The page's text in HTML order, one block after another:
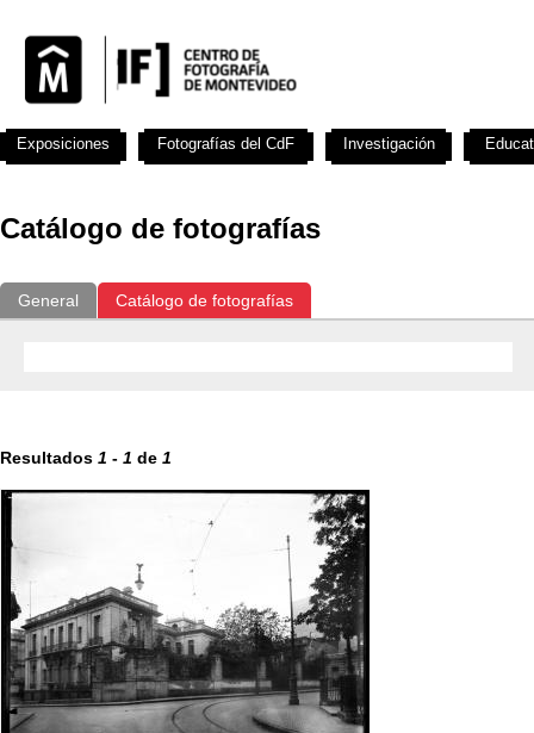
Catálogo de fotografías
General Catálogo de fotografías
Resultados 1 - 1 de 1
Exposiciones Fotografías del CdF Investigación